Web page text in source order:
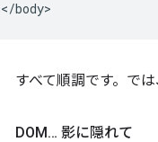
すべて順調です。では
DOM… 影に隠れて